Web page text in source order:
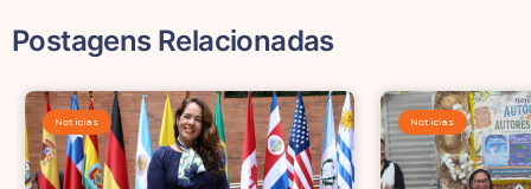
Postagens Relacionadas
Noticias Noticias